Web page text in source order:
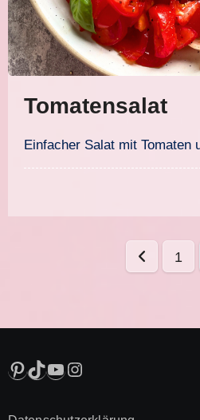
Tomatensalat
Einfacher Salat mit Tomaten
Beiträge
1
Pinterest
TikTok
YouTube
Instagram